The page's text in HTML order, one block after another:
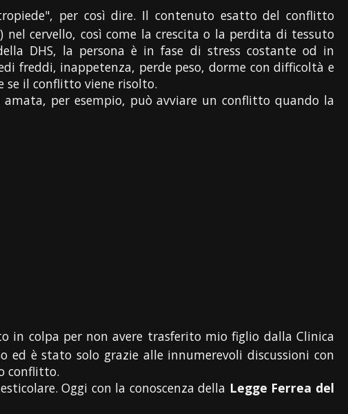
per così dire. Il contenuto esatto del conflitto
nel cervello, così come la crescita o la perdita di tessuto
DHS, la persona è in fase di stress costante od in
freddi, inappetenza, perde peso, dorme con difficoltà e
se il conflitto viene risolto.
per esempio, può avviare un conflitto quando la
colpa per non avere trasferito mio figlio dalla Clinica
ed è stato solo grazie alle innumerevoli discussioni con
conflitto.
Oggi con la conoscenza della Legge Ferrea del